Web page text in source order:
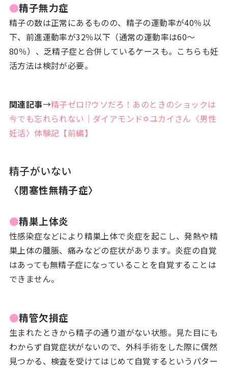
●精子無力症
精子の数は正常にあるものの、精子の運動率が40％以
下、前進運動率が32％以下（通常の運動率は60～
80％）、乏精子症と合併しているケースも。こちらも妊
活方法は検討が必要。
関連記事→精子ゼロ!?ウソだろ！あのときのショックは
今でも忘れられない｜ダイアモンド✡ユカイさん〈男性
妊活〉体験記【前編】
精子がいない
〈閉塞性無精子症〉
●精巣上体炎
性感染症などにより精巣上体で炎症を起こし、発熱や精
巣上体の腫脹、痛みなどの症状があります。炎症の自覚
はあっても無精子症になっていることを自覚することは
できません。
●精管欠損症
生まれたときから精子の通り道がない状態。見た目にも
わからず自覚症状がないので、外科手術をした際に偶然
見つかる、検査を受けてはじめて自覚するというパター